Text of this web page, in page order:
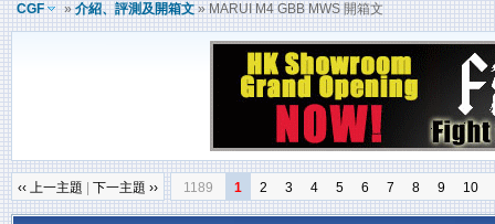
CGF »介紹、評測及開箱文» MARUI M4 GBB MWS 開箱文
‹‹ 上一主題 下一主題 ›› 1189 1 2 3 4 5 6 7 8 9 10